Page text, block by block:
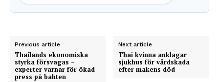
Previous article
Thailands ekonomiska
styrka försvagas –
experter varnar för ökad
press på bahten
Next article
Thai kvinna anklagar
sjukhus för vårdskada
efter makens död